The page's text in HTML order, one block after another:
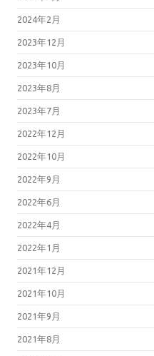
2024年2月
2023年12月
2023年10月
2023年8月
2023年7月
2022年12月
2022年10月
2022年9月
2022年6月
2022年4月
2022年1月
2021年12月
2021年10月
2021年9月
2021年8月